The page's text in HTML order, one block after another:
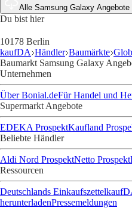
Alle Samsung Galaxy Angebote
Du bist hier
10178 Berlin
kaufDA Händler Baumärkte
Baumarkt Samsung Galaxy
Unternehmen
Über Bonial.deFür Handel und
Supermarkt Angebote
EDEKA ProspektKaufland
Beliebte Händler
Aldi Nord ProspektNetto Prospekt
Ressourcen
Deutschlands Einkaufszettel
herunterladenPressemeldungen